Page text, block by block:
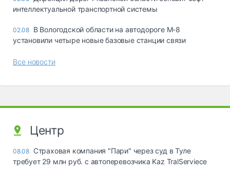
интеллектуальной транспортной системы
02.08 В Вологодской области на автодороге М-8
установили четыре новые базовые станции связи
Все новости
Центр
08.08 Страховая компания "Пари" через суд в Туле
требует 29 млн руб. с автоперевозчика Kaz TralServiece